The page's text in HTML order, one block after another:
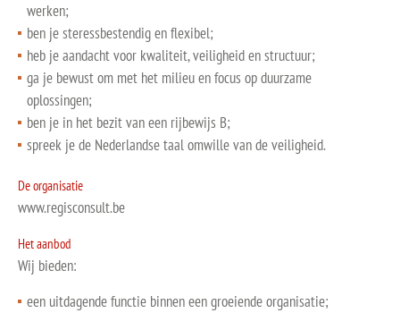
werken;
ben je steressbestendig en flexibel;
heb je aandacht voor kwaliteit, veiligheid en structuur;
ga je bewust om met het milieu en focus op duurzame
oplossingen;
ben je in het bezit van een rijbewijs B;
spreek je de Nederlandse taal omwille van de veiligheid.
De organisatie
www.regisconsult.be
Het aanbod
Wij bieden:
een uitdagende functie binnen een groeiende organisatie;